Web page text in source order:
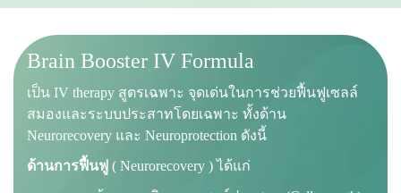
Brain Booster IV Formula
เป็น IV therapy สูตรเฉพาะ จุดเด่นในการช่วยฟื้นฟูเซลล์
สมองและระบบประสาทโดยเฉพาะ ทั้งด้าน
Neurorecovery และ Neuroprotection ดังนี้
ด้านการฟื้นฟู ( Neurorecovery ) ได้แก่